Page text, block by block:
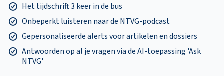
Het tijdschrift 3 keer in de bus
Onbeperkt luisteren naar de NTVG-podcast
Gepersonaliseerde alerts voor artikelen en dossiers
Antwoorden op al je vragen via de AI-toepassing 'Ask
NTVG'